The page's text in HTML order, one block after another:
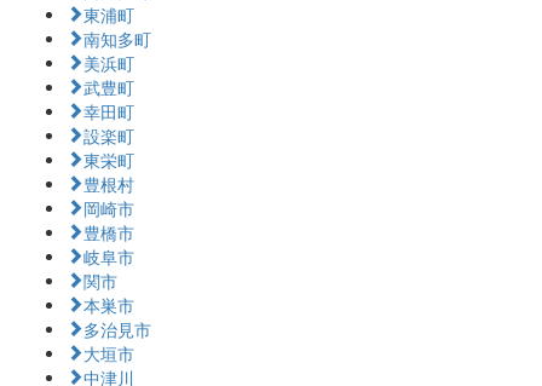
東浦町
南知多町
美浜町
武豊町
幸田町
設楽町
東栄町
豊根村
岡崎市
豊橋市
岐阜市
関市
本巣市
多治見市
大垣市
中津川